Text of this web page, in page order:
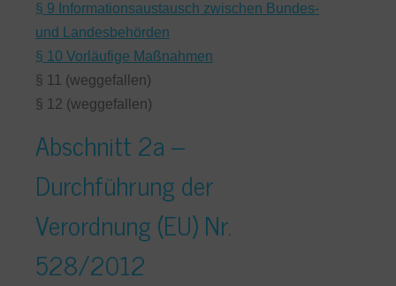
§ 9 Informationsaustausch zwischen Bundes-
und Landesbehörden
§ 10 Vorläufige Maßnahmen
§ 11 (weggefallen)
§ 12 (weggefallen)
Abschnitt 2a –
Durchführung der
Verordnung (EU) Nr.
528/2012